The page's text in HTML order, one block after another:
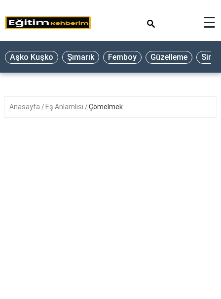
☰
Aşko Kuşko Şımarık Femboy Güzelleme
Anasayfa Eş Anlamlısı Çömelmek